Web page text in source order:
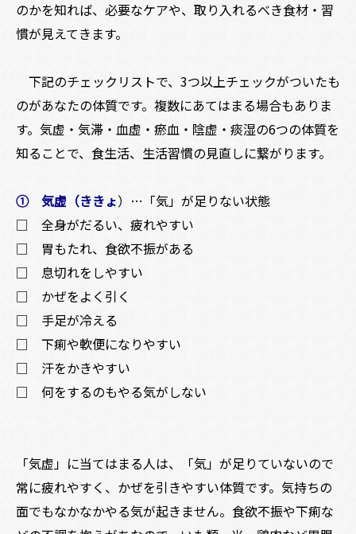
のかを知れば、必要なケアや、取り入れるべき食材・習
慣が見えてきます。
下記のチェックリストで、3つ以上チェックがついたも
のがあなたの体質です。複数にあてはまる場合もありま
す。気虚・気滞・血虚・瘀血・陰虚・痰湿の6つの体質を
知ることで、食生活、生活習慣の見直しに繋がります。
① 気虚（ききょ） … 「気」が足りない状態
□ 全身がだるい、疲れやすい
□ 胃もたれ、食欲不振がある
□ 息切れをしやすい
□ かぜをよく引く
□ 手足が冷える
□ 下痢や軟便になりやすい
□ 汗をかきやすい
□ 何をするのもやる気がしない
「気虚」に当てはまる人は、「気」が足りていないので
常に疲れやすく、かぜを引きやすい体質です。気持ちの
面でもなかなかやる気が起きません。食欲不振や下痢な